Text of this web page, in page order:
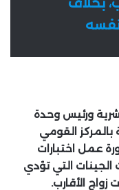
بخلاف
نفسه
ورئيس وحدة
القومي
عمل اختبارات
الجينات التي تؤدي
الأقارب.